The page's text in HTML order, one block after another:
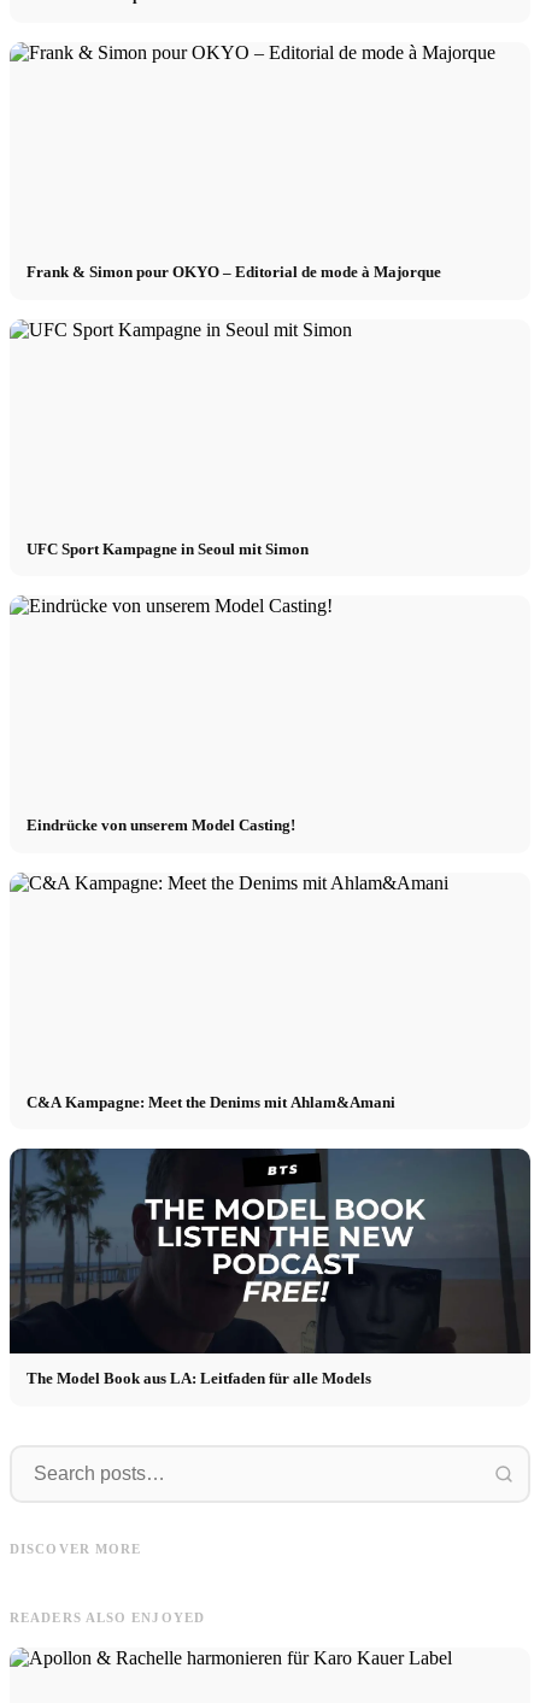
Frank & Simon pour OKYO – Editorial de mode à Majorque
UFC Sport Kampagne in Seoul mit Simon
Eindrücke von unserem Model Casting!
C&A Kampagne: Meet the Denims mit Ahlam&Amani
The Model Book aus LA: Leitfaden für alle Models
DISCOVER MORE
sociaux (interne) m/f/* - attribué
READERS ALSO ENJOYED